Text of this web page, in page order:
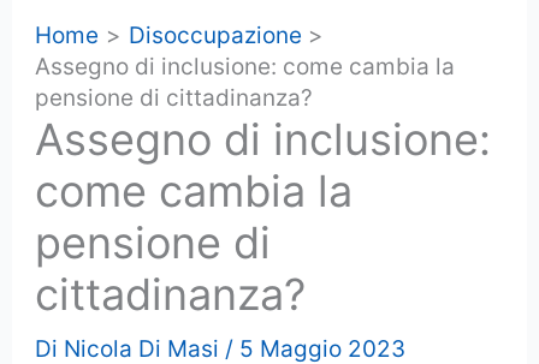
Home
Disoccupazione
Assegno di inclusione: come cambia la
pensione di cittadinanza?
Assegno di inclusione:
come cambia la
pensione di
cittadinanza?
Di Nicola Di Masi / 5 Maggio 2023